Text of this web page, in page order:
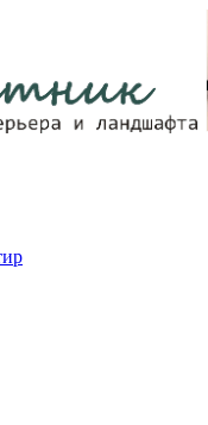
обустройство дома.